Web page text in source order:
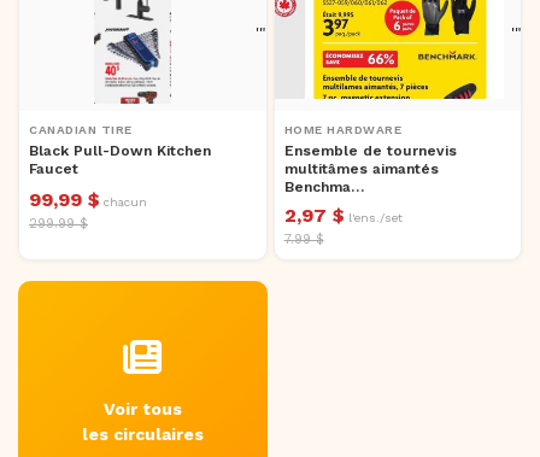
'">
CANADIAN TIRE
Black Pull-Down Kitchen
Faucet
99,99 $ chacun
299.99 $
'">
HOME HARDWARE
Ensemble de tournevis
multitâmes aimantés
Benchma…
2,97 $ l'ens./set
7.99 $
Voir tous
les circulaires